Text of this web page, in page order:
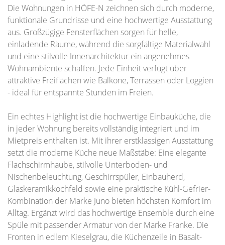
Die Wohnungen in HÖFE-N zeichnen sich durch moderne,
funktionale Grundrisse und eine hochwertige Ausstattung
aus. Großzügige Fensterflächen sorgen für helle,
einladende Räume, während die sorgfältige Materialwahl
und eine stilvolle Innenarchitektur ein angenehmes
Wohnambiente schaffen. Jede Einheit verfügt über
attraktive Freiflächen wie Balkone, Terrassen oder Loggien
- ideal für entspannte Stunden im Freien.
Ein echtes Highlight ist die hochwertige Einbauküche, die
in jeder Wohnung bereits vollständig integriert und im
Mietpreis enthalten ist. Mit ihrer erstklassigen Ausstattung
setzt die moderne Küche neue Maßstäbe: Eine elegante
Flachschirmhaube, stilvolle Unterboden- und
Nischenbeleuchtung, Geschirrspüler, Einbauherd,
Glaskeramikkochfeld sowie eine praktische Kühl-Gefrier-
Kombination der Marke Juno bieten höchsten Komfort im
Alltag. Ergänzt wird das hochwertige Ensemble durch eine
Spüle mit passender Armatur von der Marke Franke. Die
Fronten in edlem Kieselgrau, die Küchenzeile in Basalt-